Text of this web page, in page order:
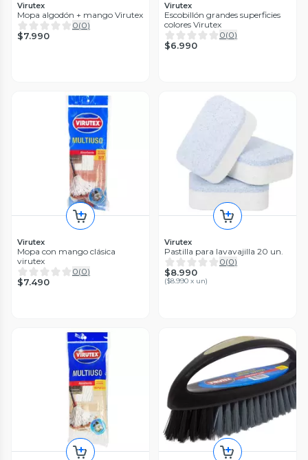
Virutex
Mopa algodón + mango Virutex
0(0)
$7.990
Virutex
Escobillón grandes superficies
colores Virutex
0(0)
$6.990
Virutex
Mopa con mango clásica
virutex
0(0)
$7.490
Virutex
Pastilla para lavavajilla 20 un.
0(0)
$8.990
($8.990 x un)